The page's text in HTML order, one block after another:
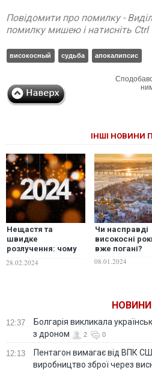
Повідомити про помилку -
помилку мишею і натисніть Ctrl
високосный судьба апокалипсис
ІНШІ НОВИНИ
Нещастя та
швидке
розлучення: чому
одружуватися у
28.02.2024
Чи насправді
високосні
вже погані?
08.01.2024
НОВИНИ
12:37
Болгарія викликала
з дроном
2 0
12:13
Пентагон вимагає від ВПК
виробництво зброї через